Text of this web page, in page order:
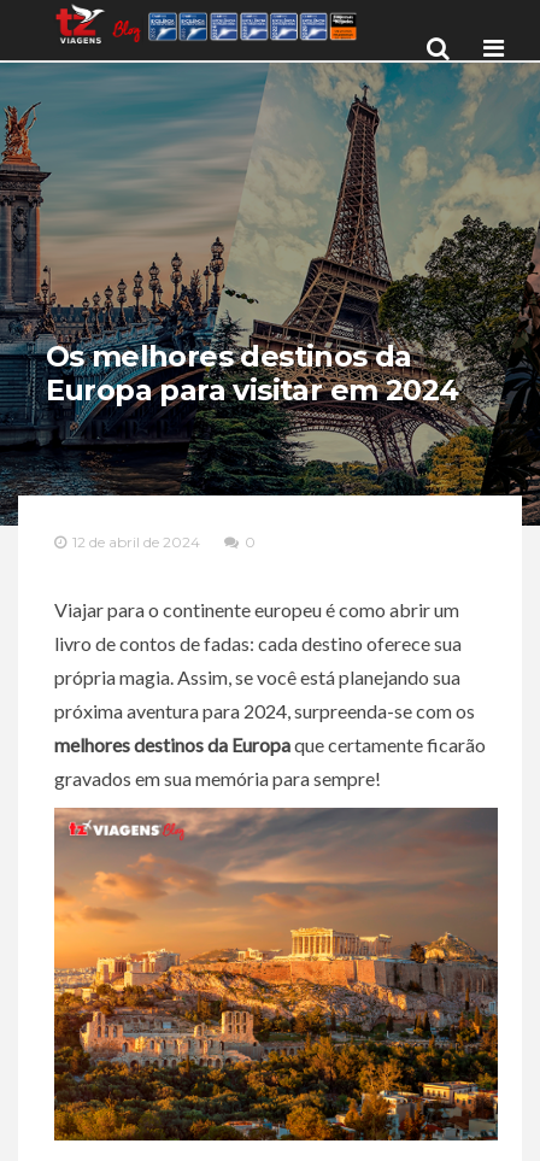
Os melhores destinos da
Europa para visitar em 2024
12 de abril de 2024 0
Viajar para o continente europeu é como abrir um
livro de contos de fadas: cada destino oferece sua
própria magia. Assim, se você está planejando sua
próxima aventura para 2024, surpreenda-se com os
melhores destinos da Europaque certamente ficarão
gravados em sua memória para sempre!